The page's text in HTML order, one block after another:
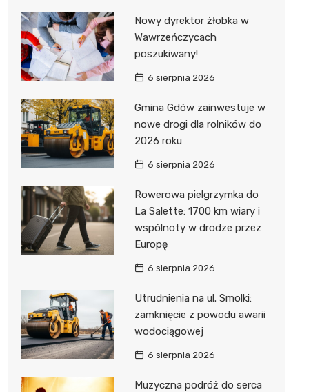
Nowy dyrektor żłobka w
Wawrzeńczycach
poszukiwany!
6 sierpnia 2026
Gmina Gdów zainwestuje w
nowe drogi dla rolników do
2026 roku
6 sierpnia 2026
Rowerowa pielgrzymka do
La Salette: 1700 km wiary i
wspólnoty w drodze przez
Europę
6 sierpnia 2026
Utrudnienia na ul. Smolki:
zamknięcie z powodu awarii
wodociągowej
6 sierpnia 2026
Muzyczna podróż do serca